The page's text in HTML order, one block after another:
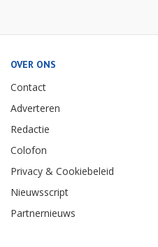
OVER ONS
Contact
Adverteren
Redactie
Colofon
Privacy & Cookiebeleid
Nieuwsscript
Partnernieuws